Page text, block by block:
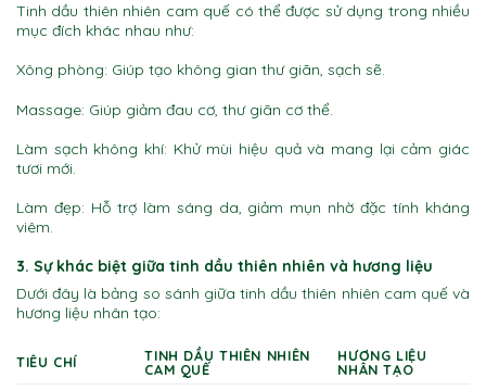
Tinh dầu thiên nhiên cam quế có thể được sử dụng trong nhiều
mục đích khác nhau như:
Xông phòng: Giúp tạo không gian thư giãn, sạch sẽ.
Massage: Giúp giảm đau cơ, thư giãn cơ thể.
Làm sạch không khí: Khử mùi hiệu quả và mang lại cảm giác
tươi mới.
Làm đẹp: Hỗ trợ làm sáng da, giảm mụn nhờ đặc tính kháng
viêm.
3. Sự khác biệt giữa tinh dầu thiên nhiên và hương liệu
Dưới đây là bảng so sánh giữa tinh dầu thiên nhiên cam quế và
hương liệu nhân tạo:
TIÊU CHÍ
TINH DẦU THIÊN NHIÊN
CAM QUẾ
HƯƠNG LIỆU
NHÂN TẠO